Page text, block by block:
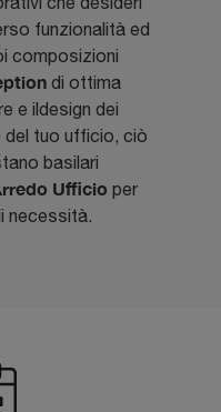
funzionalità ed
composizioni
di ottima
e ildesign dei
del tuo ufficio, ciò
basilari
Ufficio per
necessità.